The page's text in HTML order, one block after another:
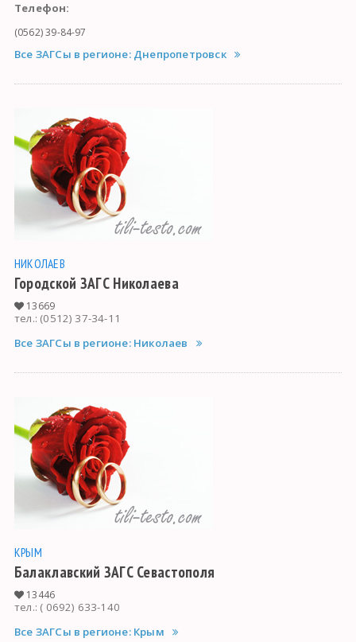
Телефон:
(0562) 39-84-97
Все ЗАГСы в регионе: Днепропетровск
НИКОЛАЕВ
Городской ЗАГС Николаева
13669
тел.: (0512) 37-34-11
Все ЗАГСы в регионе: Николаев
КРЫМ
Балаклавский ЗАГС Севастополя
13446
тел.: ( 0692) 633-140
Все ЗАГСы в регионе: Крым